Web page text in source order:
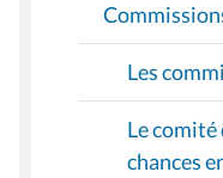
Les
Le comité
chances